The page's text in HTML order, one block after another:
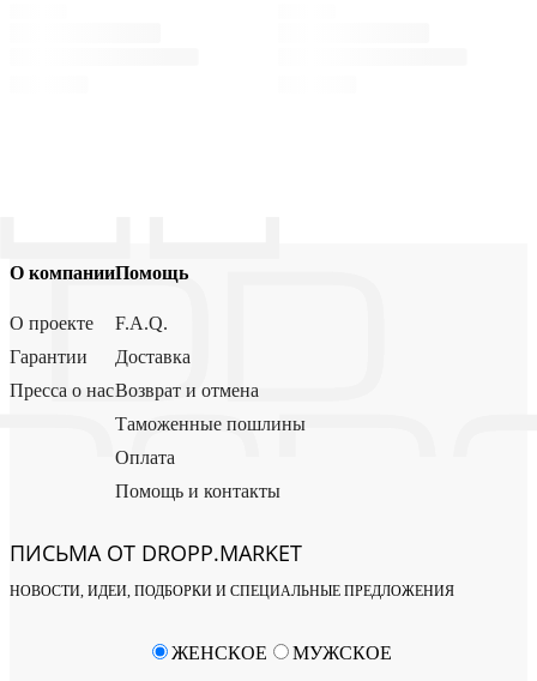
О компании
О проекте
Гарантии
Пресса о нас
Помощь
F.A.Q.
Доставка
Возврат и отмена
Таможенные пошлины
Оплата
Помощь и контакты
ПИСЬМА ОТ DROPP.MARKET
НОВОСТИ, ИДЕИ, ПОДБОРКИ И СПЕЦИАЛЬНЫЕ ПРЕДЛОЖЕНИЯ
ЖЕНСКОЕ МУЖСКОЕ